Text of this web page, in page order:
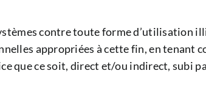
contre toute forme d’utilisation
appropriées à cette fin, en tenant
que ce soit, direct et/ou indirect, subi